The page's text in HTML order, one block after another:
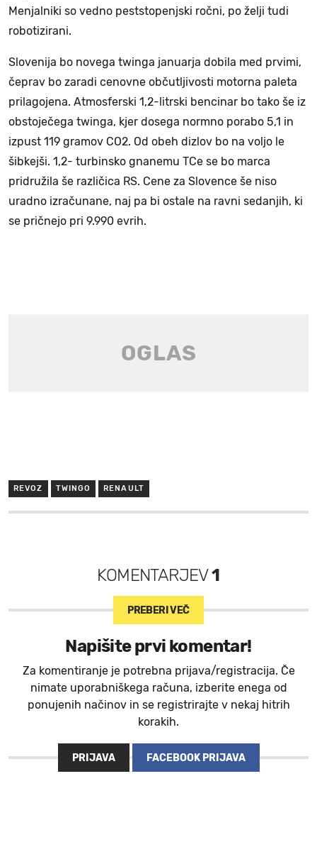
Menjalniki so vedno peststopenjski ročni, po želji tudi
robotizirani.
Slovenija bo novega twinga januarja dobila med prvimi,
čeprav bo zaradi cenovne občutljivosti motorna paleta
prilagojena. Atmosferski 1,2-litrski bencinar bo tako še iz
obstoječega twinga, kjer dosega normno porabo 5,1 in
izpust 119 gramov CO2. Od obeh dizlov bo na voljo le
šibkejši. 1,2- turbinsko gnanemu TCe se bo marca
pridružila še različica RS. Cene za Slovence še niso
uradno izračunane, naj pa bi ostale na ravni sedanjih, ki
se pričnejo pri 9.990 evrih.
REVOZ TWINGO RENAULT
KOMENTARJEV1
PREBERI VEČ
Napišite prvi komentar!
Za komentiranje je potrebna prijava/registracija. Če
nimate uporabniškega računa, izberite enega od
ponujenih načinov in se registrirajte v nekaj hitrih
korakih.
PRIJAVA FACEBOOK PRIJAVA